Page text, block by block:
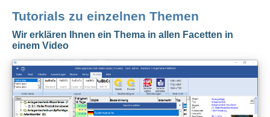
Tutorials zu einzelnen Themen
Wir erklären Ihnen ein Thema in allen Facetten in
einem Video